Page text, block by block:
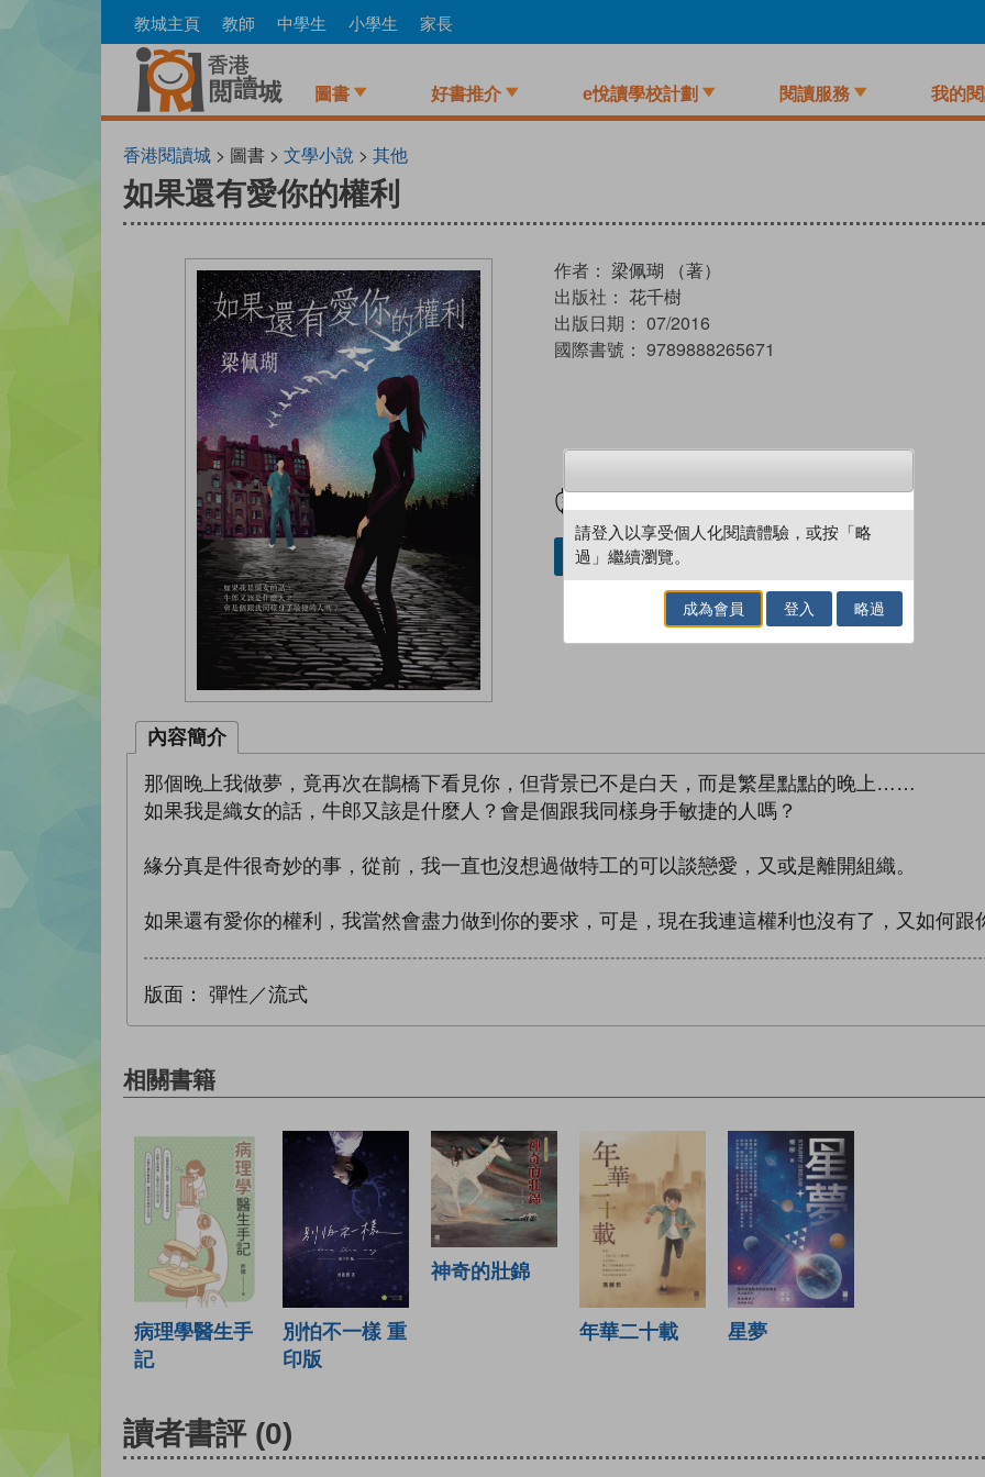
to
教城主頁 教師 中學生 小學生 家長
圖書 好書推介 e悅讀學校計劃 閱讀服務 我的
香港閱讀城> 圖書 > 文學小說 > 其他
如果還有愛你的權利
作者： 梁佩瑚 （著）
出版社： 花千樹
出版日期： 07/2016
國際書號： 9789888265671
借閱實體書
內容簡介
那個晚上我做夢，竟再次在鵲橋下看見你，但背景已不是白天，而是繁星點點的晚上……
如果我是織女的話，牛郎又該是什麼人？會是個跟我同樣身手敏捷的人嗎？
緣分真是件很奇妙的事，從前，我一直也沒想過做特工的可以談戀愛，又或是離開組織。
如果還有愛你的權利，我當然會盡力做到你的要求，可是，現在我連這權利也沒有了，又如何跟
版面： 彈性／流式
相關書籍
病理學醫生手
記
別怕不一樣 重
印版
神奇的壯錦
年華二十載 星夢
讀者書評 (0)
請登入以享受個人化閱讀體驗，或按「略
過」繼續瀏覽。
成為會員 登入 略過